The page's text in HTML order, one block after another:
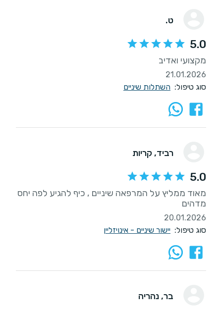
ט.
5.0
מקצועי ואדיב
21.01.2026
סוג טיפול: השתלות שיניים
רביד, קריות
5.0
מאוד ממליץ על המרפאה שיניים , כיף להגיע לפה יחס
מדהים
20.01.2026
סוג טיפול: יישור שיניים - אינויזליין
בר, נהריה